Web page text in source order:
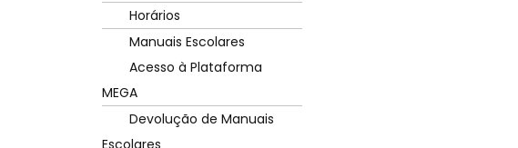
Horários
Manuais Escolares
Acesso à Plataforma
MEGA
Devolução de Manuais
Escolares